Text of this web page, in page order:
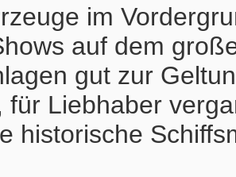
im
auf dem
gut zur
für Liebhaber
historische